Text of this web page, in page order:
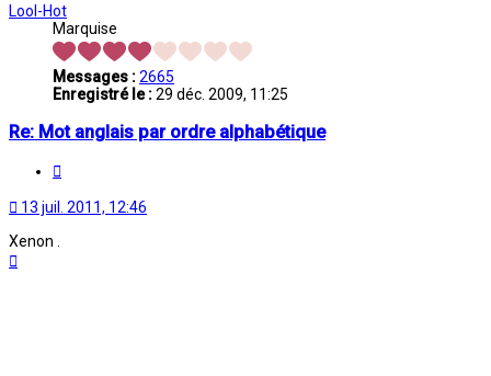
Lool-Hot
Marquise
Messages :2665
Enregistré le :29 déc. 2009, 11:25
Re: Mot anglais par ordre alphabétique
13 juil. 2011, 12:46
Xenon .